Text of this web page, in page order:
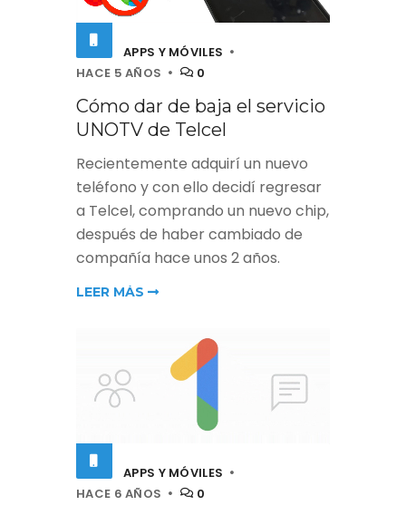
APPS Y MÓVILES
HACE 5 AÑOS
0
Cómo dar de baja el servicio
UNOTV de Telcel
Recientemente adquirí un nuevo
teléfono y con ello decidí regresar
a Telcel, comprando un nuevo chip,
después de haber cambiado de
compañía hace unos 2 años.
LEER MÁS
APPS Y MÓVILES
HACE 6 AÑOS
0